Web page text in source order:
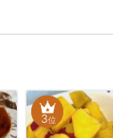
3位